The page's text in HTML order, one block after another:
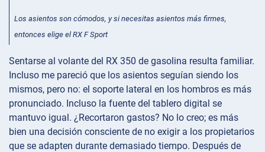
Los asientos son cómodos, y si necesitas asientos más firmes,
entonces elige el RX F Sport
Sentarse al volante del RX 350 de gasolina resulta familiar.
Incluso me pareció que los asientos seguían siendo los
mismos, pero no: el soporte lateral en los hombros es más
pronunciado. Incluso la fuente del tablero digital se
mantuvo igual. ¿Recortaron gastos? No lo creo; es más
bien una decisión consciente de no exigir a los propietarios
que se adapten durante demasiado tiempo. Después de